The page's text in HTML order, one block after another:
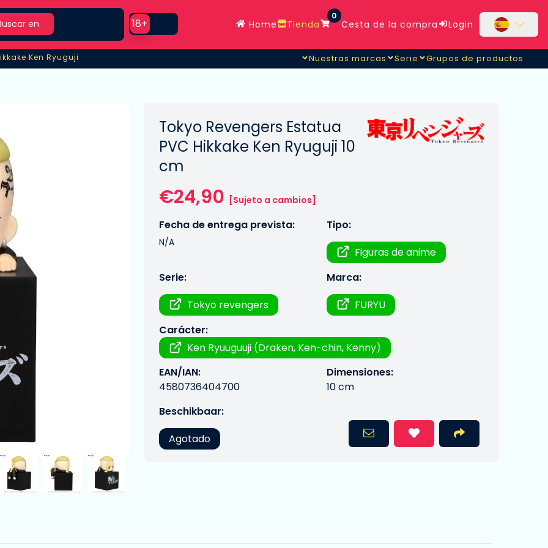
en
Use setting
18+ Home Tienda
0
Cesta de la compra Login
Ken Ryuguji
Ken Ryuguji Nuestras marcas Serie Grupos de productos
Tokyo Revengers Estatua
PVC Hikkake Ken Ryuguji 10
cm
€24,90 [Sujeto a cambios]
Fecha de entrega prevista:
N/A
Tipo:
Figuras de anime
Serie:
Tokyo revengers
Marca:
FURYU
Carácter:
Ken Ryuuguuji (Draken, Ken-chin, Kenny)
EAN/IAN:
4580736404700
Dimensiones:
10 cm
Beschikbaar:
Agotado